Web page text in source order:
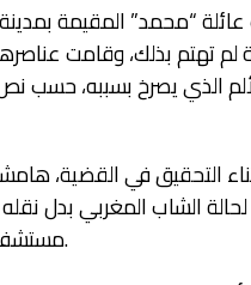
“محمد” المقيمة
تهتم بذلك، وقامت
يصرخ بسببه، حسب نص
التحقيق في القضية،
الشاب المغربي بدل
مستشفى للعلاج بحجة الاستجواب.